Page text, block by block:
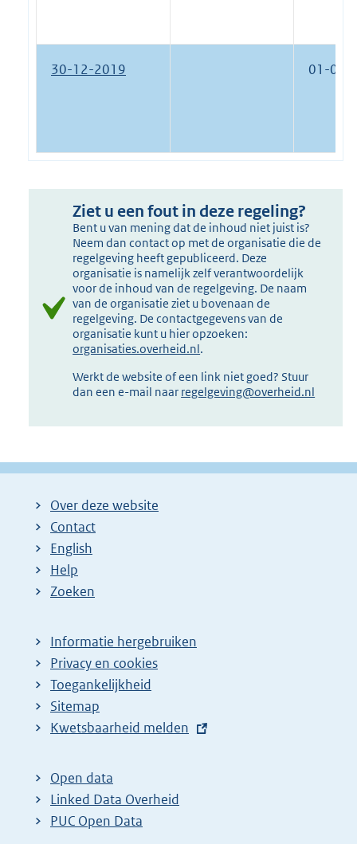
30-12-2019 01-01-
Ziet u een fout in deze regeling?
Bent u van mening dat de inhoud niet juist is?
Neem dan contact op met de organisatie die de
regelgeving heeft gepubliceerd. Deze
organisatie is namelijk zelf verantwoordelijk
voor de inhoud van de regelgeving. De naam
van de organisatie ziet u bovenaan de
regelgeving. De contactgegevens van de
organisatie kunt u hier opzoeken:
organisaties.overheid.nl.
Werkt de website of een link niet goed? Stuur
dan een e-mail naar regelgeving@overheid.nl
Over deze website
Contact
English
Help
Zoeken
Informatie hergebruiken
Privacy en cookies
Toegankelijkheid
Sitemap
E
t
e
r
Kwetsbaarheid melden
Open data
Linked Data Overheid
PUC Open Data